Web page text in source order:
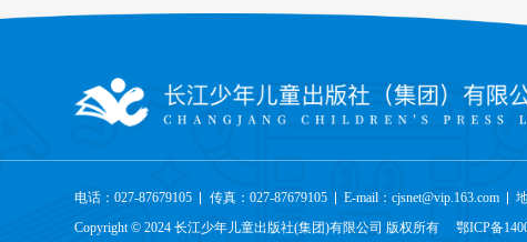
电话：027-87679105 传真：027-87679105 E-mail：cjsnet@vip.163.com
Copyright © 2024 长江少年儿童出版社(集团)有限公司 版权所有 鄂ICP备